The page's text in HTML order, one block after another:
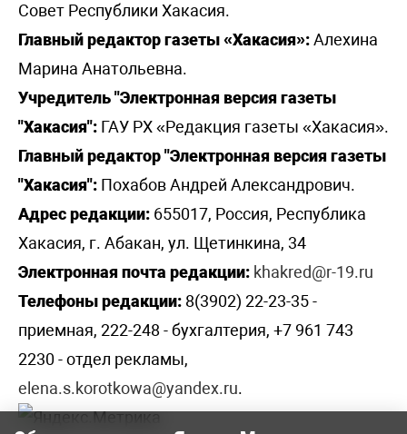
Совет Республики Хакасия.
Главный редактор газеты «Хакасия»:Алехина
Марина Анатольевна.
Учредитель "Электронная версия газеты
"Хакасия": ГАУ РХ «Редакция газеты «Хакасия».
Главный редактор "Электронная версия газеты
"Хакасия": Похабов Андрей Александрович.
Адрес редакции: 655017, Россия, Республика
Хакасия, г. Абакан, ул. Щетинкина, 34
Электронная почта редакции: khakred@r-19.ru
Телефоны редакции: 8(3902) 22-23-35 -
приемная, 222-248 - бухгалтерия, +7 961 743
2230 - отдел рекламы,
elena.s.korotkowa@yandex.ru.